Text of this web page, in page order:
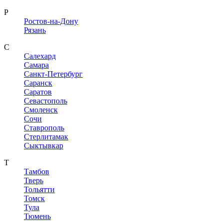
Р
Ростов-на-Дону
Рязань
С
Салехард
Самара
Санкт-Петербург
Саранск
Саратов
Севастополь
Смоленск
Сочи
Ставрополь
Стерлитамак
Сыктывкар
Т
Тамбов
Тверь
Тольятти
Томск
Тула
Тюмень